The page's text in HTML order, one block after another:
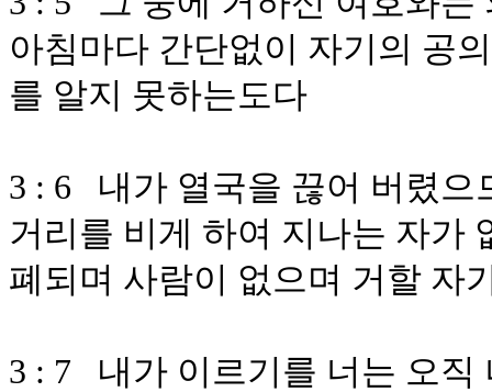
아침마다 간단없이 자기의 공
를 알지 못하는도다
3 : 6 내가 열국을 끊어 버렸으
거리를 비게 하여 지나는 자가
폐되며 사람이 없으며 거할 자
3 : 7 내가 이르기를 너는 오직